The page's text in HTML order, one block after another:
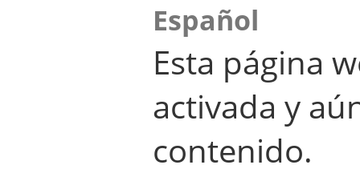
Español
Esta página
activada y
contenido.